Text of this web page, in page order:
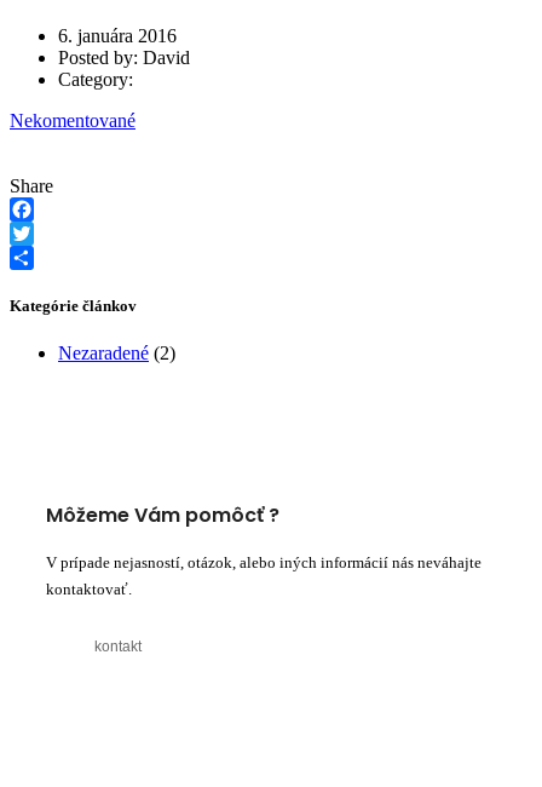
6. januára 2016
Posted by: David
Category:
Nekomentované
Share
Facebook
Twitter
Kategórie článkov
Nezaradené (2)
Môžeme Vám pomôcť ?
V prípade nejasností, otázok, alebo iných informácií nás neváhajte
kontaktovať.
kontakt